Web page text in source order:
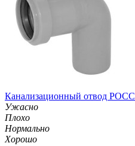
Канализационный отвод
Ужасно
Плохо
Нормально
Хорошо